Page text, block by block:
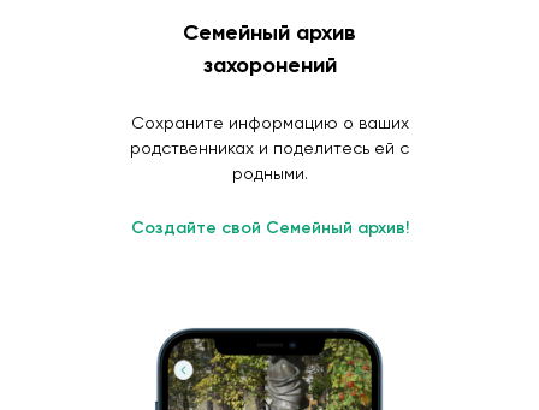
Семейный архив
захоронений
Сохраните информацию о ваших
родственниках и поделитесь ей с
родными.
Создайте свой Семейный архив!